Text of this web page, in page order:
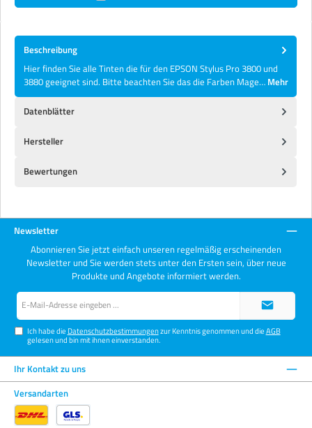
Beschreibung
Hier finden Sie alle Tinten die für den EPSON Stylus Pro 3800 und
3880 geeignet sind. Bitte beachten Sie das die Farben Mage… Mehr
Datenblätter
Hersteller
Bewertungen
Newsletter
Abonnieren Sie jetzt einfach unseren regelmäßig erscheinenden
Newsletter und Sie werden stets unter den Ersten sein, über neue
Produkte und Angebote informiert werden.
Ich habe die Datenschutzbestimmungenzur Kenntnis genommen und dieAGB
gelesen und bin mit ihnen einverstanden.
Ihr Kontakt zu uns
Versandarten